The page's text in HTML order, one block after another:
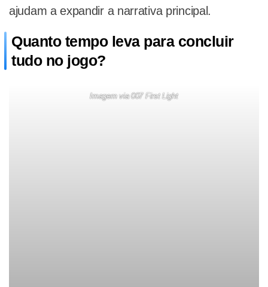
ajudam a expandir a narrativa principal.
Quanto tempo leva para concluir
tudo no jogo?
Imagem via 007 First Light